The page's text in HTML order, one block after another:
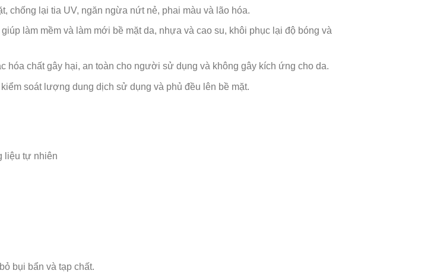
chống lại tia UV, ngăn ngừa nứt nẻ, phai màu và lão hóa.
làm mềm và làm mới bề mặt da, nhựa và cao su, khôi phục lại độ bóng và
hóa chất gây hại, an toàn cho người sử dụng và không gây kích ứng cho da.
soát lượng dung dịch sử dụng và phủ đều lên bề mặt.
liệu tự nhiên
bụi bẩn và tạp chất.